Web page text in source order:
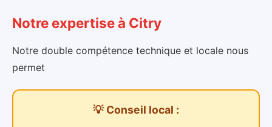
Notre expertiseà Citry
Notre double compétence technique et locale nous
permet
💡 Conseil local :